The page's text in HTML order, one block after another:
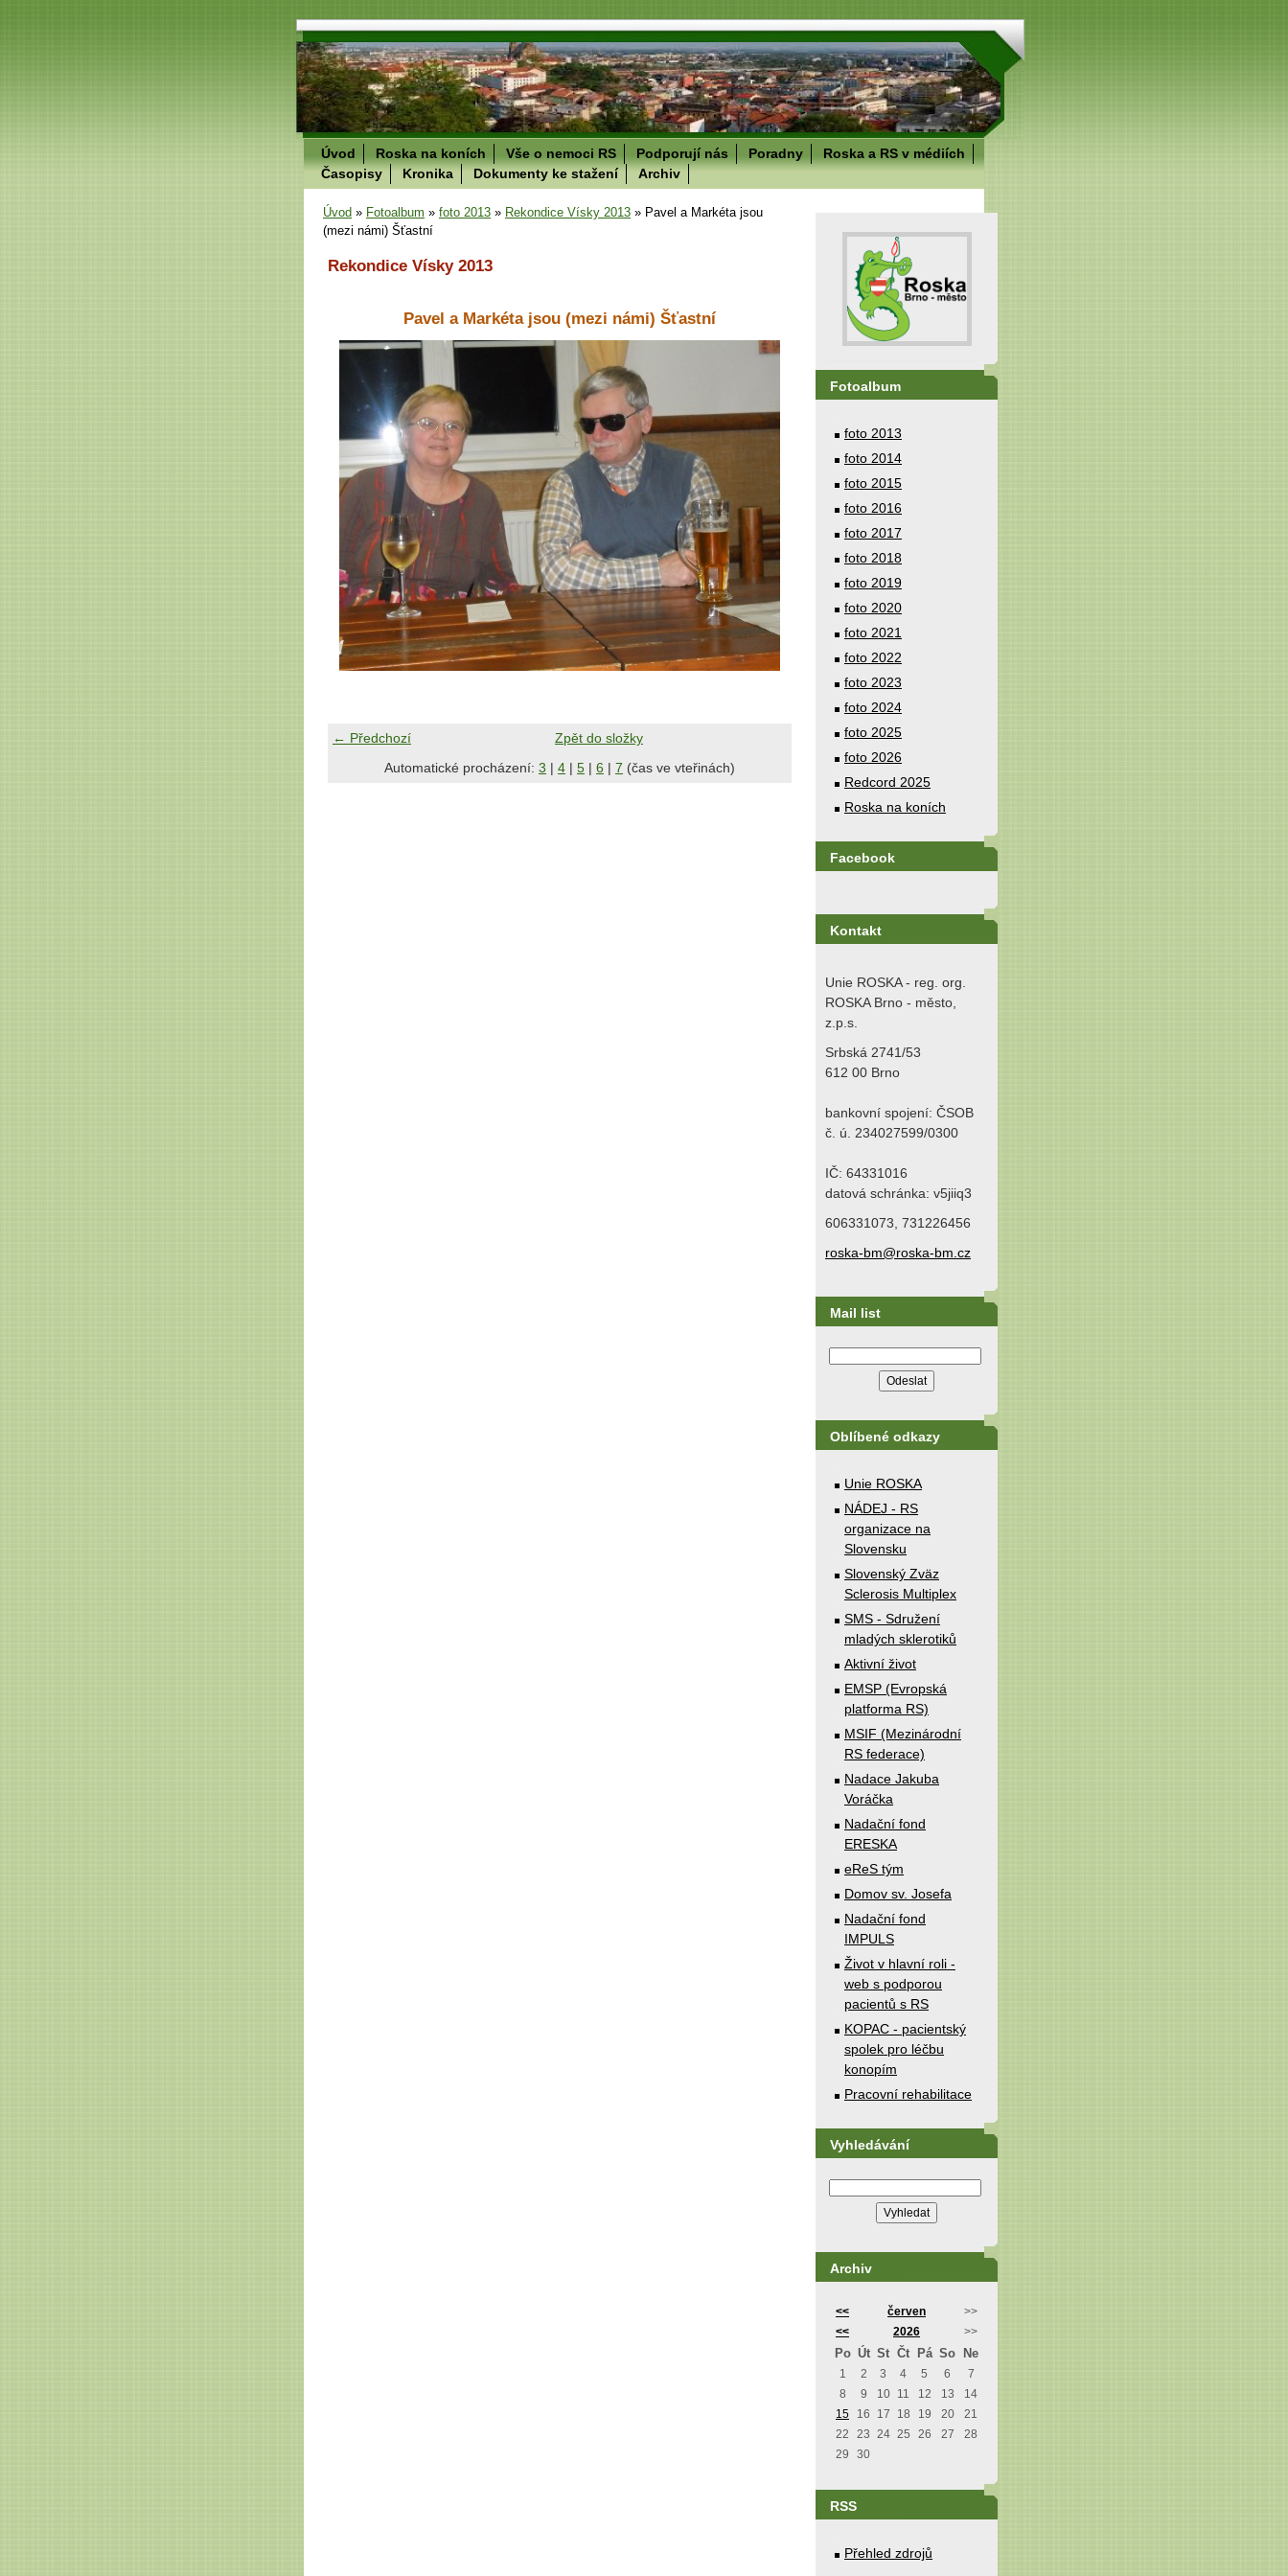
Úvod Roska na koních Vše o nemoci RS Podporují nás Poradny
Roska a RS v médiích
Časopisy
Kronika Dokumenty ke stažení Archiv
Úvod » Fotoalbum » foto 2013 » Rekondice Vísky 2013 » Pavel a Markéta jsou
(mezi námi) Šťastní
Rekondice Vísky 2013
Pavel a Markéta jsou (mezi námi) Šťastní
← Předchozí
Zpět do složky
Automatické procházení: 3 | 4 | 5 | 6 | 7 (čas ve vteřinách)
Fotoalbum
foto 2013
foto 2014
foto 2015
foto 2016
foto 2017
foto 2018
foto 2019
foto 2020
foto 2021
foto 2022
foto 2023
foto 2024
foto 2025
foto 2026
Redcord 2025
Roska na koních
Facebook
Kontakt
Unie ROSKA - reg. org.
ROSKA Brno - město,
z.p.s.
Srbská 2741/53
612 00 Brno
bankovní spojení: ČSOB
č. ú. 234027599/0300
IČ: 64331016
datová schránka: v5jiiq3
606331073, 731226456
roska-bm@roska-bm.cz
Mail list
Oblíbené odkazy
Unie ROSKA
NÁDEJ - RS
organizace na
Slovensku
Slovenský Zväz
Sclerosis Multiplex
SMS - Sdružení
mladých sklerotiků
Aktivní život
EMSP (Evropská
platforma RS)
MSIF (Mezinárodní
RS federace)
Nadace Jakuba
Voráčka
Nadační fond
ERESKA
eReS tým
Domov sv. Josefa
Nadační fond
IMPULS
Život v hlavní roli -
web s podporou
pacientů s RS
KOPAC - pacientský
spolek pro léčbu
konopím
Pracovní rehabilitace
Vyhledávání
Archiv
<< červen
>>
<<
2026 >>
Po Út St Čt Pá So Ne
1 2 3 4 5 6
7
8
9 10 11 12 13
14
15
16 17 18 19 20
21
22
23 24 25 26 27
28
29
30
RSS
Přehled zdrojů